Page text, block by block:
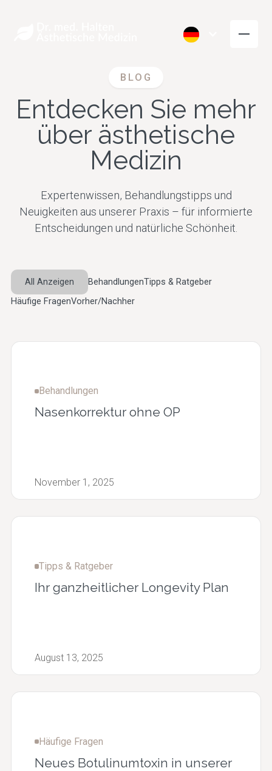
Falten Glätten Volumen
Hautqualität
verbessern
Konturen
Alle Behandlungen
BLOG
Entdecken Sie mehr
über ästhetische
Medizin
Expertenwissen, Behandlungstipps und
Neuigkeiten aus unserer Praxis – für informierte
Entscheidungen und natürliche Schönheit.
All Anzeigen BehandlungenTipps & Ratgeber
Häufige FragenVorher/Nachher
Behandlungen
Nasenkorrektur ohne OP
November 1, 2025
Tipps & Ratgeber
Ihr ganzheitlicher Longevity Plan
August 13, 2025
Häufige Fragen
Neues Botulinumtoxin in unserer